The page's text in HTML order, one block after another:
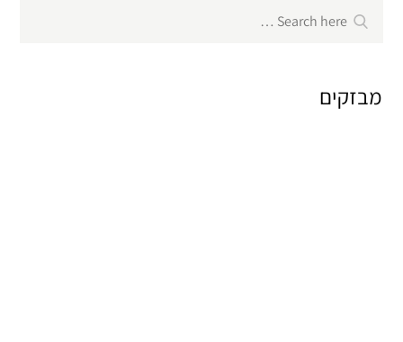
for:
Search
מבזקים